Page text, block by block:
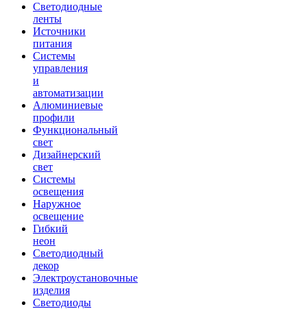
Светодиодные
ленты
Источники
питания
Системы
управления
и
автоматизации
Алюминиевые
профили
Функциональный
свет
Дизайнерский
свет
Системы
освещения
Наружное
освещение
Гибкий
неон
Светодиодный
декор
Электроустановочные
изделия
Светодиоды